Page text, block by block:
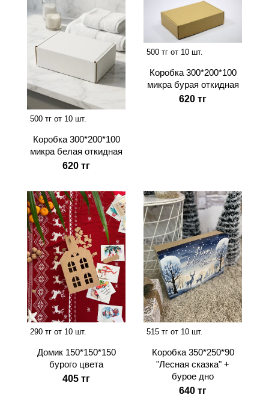
500 тг от 10 шт.
Коробка 300*200*100
микра белая откидная
620 тг
500 тг от 10 шт.
Коробка 300*200*100
микра бурая откидная
620 тг
290 тг от 10 шт.
Домик 150*150*150
бурого цвета
405 тг
515 тг от 10 шт.
Коробка 350*250*90
"Лесная сказка" +
бурое дно
640 тг